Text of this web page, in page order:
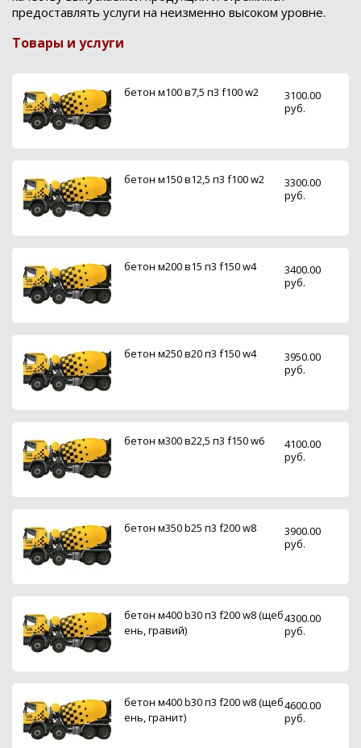
предоставлять услуги на неизменно высоком уровне.
Товары и услуги
бетон м100 в7,5 п3 f100 w2
3100.00
руб.
бетон м150 в12,5 п3 f100 w2
3300.00
руб.
бетон м200 в15 п3 f150 w4
3400.00
руб.
бетон м250 в20 п3 f150 w4
3950.00
руб.
бетон м300 в22,5 п3 f150 w6
4100.00
руб.
бетон м350 b25 п3 f200 w8
3900.00
руб.
бетон м400 b30 п3 f200 w8 (щеб
ень, гравий)
4300.00
руб.
бетон м400 b30 п3 f200 w8 (щеб
ень, гранит)
4600.00
руб.